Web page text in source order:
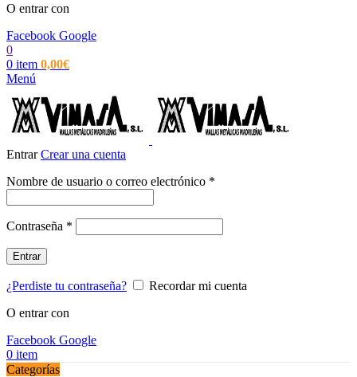
O entrar con
Facebook Google
0
0 item 0,00€
Menú
EntrarCrear una cuenta
Nombre de usuario o correo electrónico *
Contraseña *
Entrar
¿Perdiste tu contraseña?
Recordar mi cuenta
O entrar con
Facebook Google
0 item
Categorías